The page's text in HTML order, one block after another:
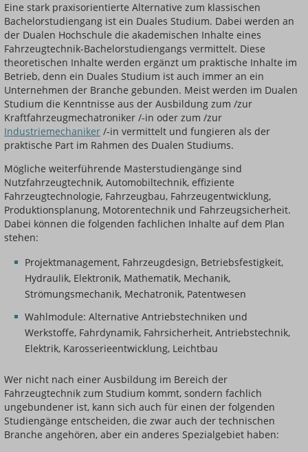
Eine stark praxisorientierte Alternative zum klassischen
Bachelorstudiengang ist ein Duales Studium. Dabei werden an
der Dualen Hochschule die akademischen Inhalte eines
Fahrzeugtechnik-Bachelorstudiengangs vermittelt. Diese
theoretischen Inhalte werden ergänzt um praktische Inhalte im
Betrieb, denn ein Duales Studium ist auch immer an ein
Unternehmen der Branche gebunden. Meist werden im Dualen
Studium die Kenntnisse aus der Ausbildung zum /zur
Kraftfahrzeugmechatroniker /-in oder zum /zur
Industriemechaniker /-in vermittelt und fungieren als der
praktische Part im Rahmen des Dualen Studiums.
Mögliche weiterführende Masterstudiengänge sind
Nutzfahrzeugtechnik, Automobiltechnik, effiziente
Fahrzeugtechnologie, Fahrzeugbau, Fahrzeugentwicklung,
Produktionsplanung, Motorentechnik und Fahrzeugsicherheit.
Dabei können die folgenden fachlichen Inhalte auf dem Plan
stehen:
Projektmanagement, Fahrzeugdesign, Betriebsfestigkeit,
Hydraulik, Elektronik, Mathematik, Mechanik,
Strömungsmechanik, Mechatronik, Patentwesen
Wahlmodule: Alternative Antriebstechniken und
Werkstoffe, Fahrdynamik, Fahrsicherheit, Antriebstechnik,
Elektrik, Karosserieentwicklung, Leichtbau
Wer nicht nach einer Ausbildung im Bereich der
Fahrzeugtechnik zum Studium kommt, sondern fachlich
ungebundener ist, kann sich auch für einen der folgenden
Studiengänge entscheiden, die zwar auch der technischen
Branche angehören, aber ein anderes Spezialgebiet haben: